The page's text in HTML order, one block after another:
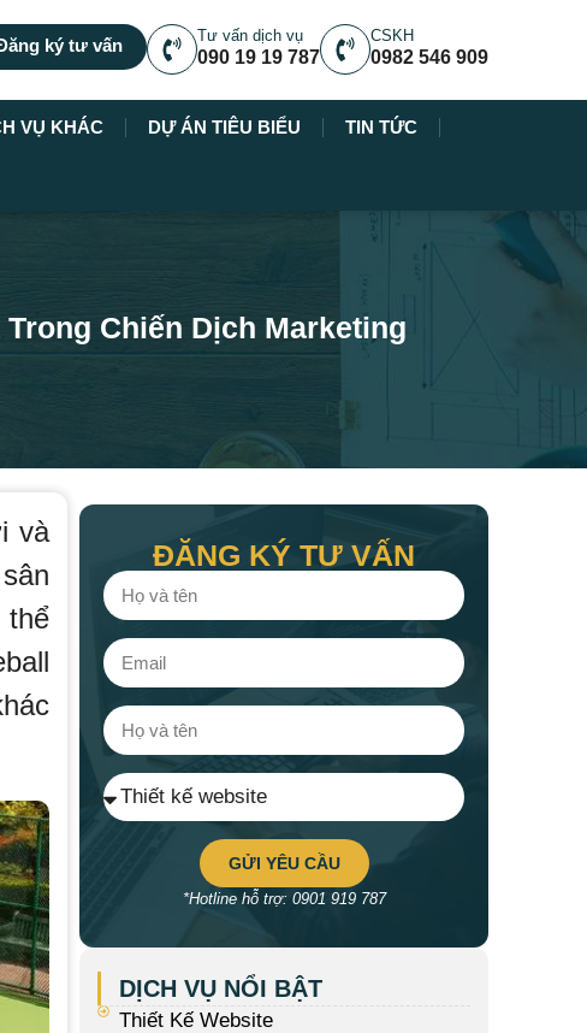
ký tư vấn Tư vấn dịch vụ
090 19 19 787
CSKH
0982 546 909
VỤ KHÁC DỰ ÁN TIÊU BIỂU TIN TỨC
Chiến Dịch Marketing
và
thể
ĐĂNG KÝ TƯ VẤN
GỬI YÊU CẦU
*Hotline hỗ trợ: 0901 919 787
DỊCH VỤ NỔI BẬT
Thiết Kế Website